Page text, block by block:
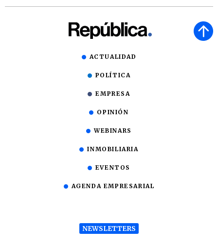
ACTUALIDAD
POLÍTICA
EMPRESA
OPINIÓN
WEBINARS
INMOBILIARIA
EVENTOS
AGENDA EMPRESARIAL
NEWSLETTERS